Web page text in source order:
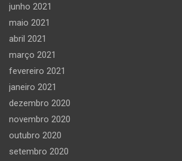
junho 2021
maio 2021
abril 2021
março 2021
fevereiro 2021
janeiro 2021
dezembro 2020
novembro 2020
outubro 2020
setembro 2020